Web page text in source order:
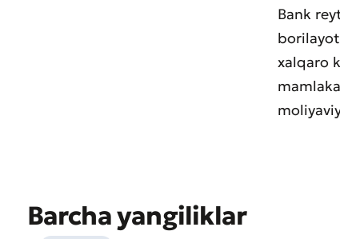
Bank
xalqaro
Barcha yangiliklar